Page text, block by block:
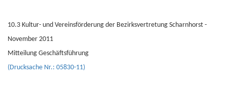
10.3 Kultur- und Vereinsförderung der Bezirksvertretung Scharnhorst -
November 2011
Mitteilung Geschäftsführung
(Drucksache Nr.: 05830-11)